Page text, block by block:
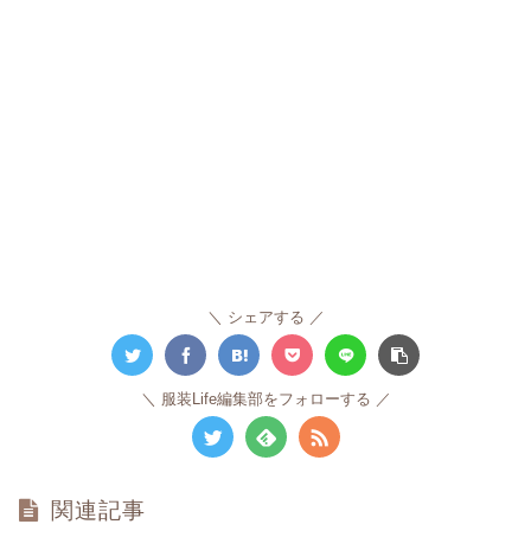
シェアする
服装Life編集部をフォローする
関連記事